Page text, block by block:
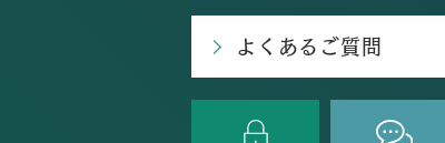
よくあるご質問